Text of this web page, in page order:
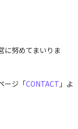
に努めてまいりま
ージ「CONTACT 」よ